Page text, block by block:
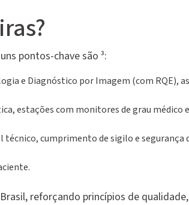
pontos-chave são ³:
e Diagnóstico por Imagem (com RQE),
estações com monitores de grau médico e
técnico, cumprimento de sigilo e segurança
reforçando princípios de qualidade,